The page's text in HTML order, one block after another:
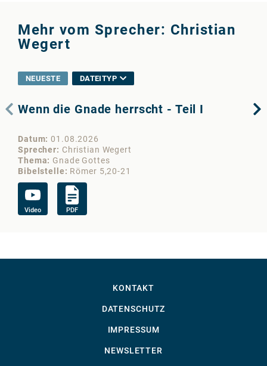
Mehr vom Sprecher: Christian
Wegert
NEUESTE DATEITYP
Wenn die Gnade herrscht - Teil I
Datum 01.08.2026
Sprecher
Christian Wegert
Thema
Gnade Gottes
Bibelstelle
Römer 5,20-21
Video PDF
KONTAKT
DATENSCHUTZ
IMPRESSUM
NEWSLETTER